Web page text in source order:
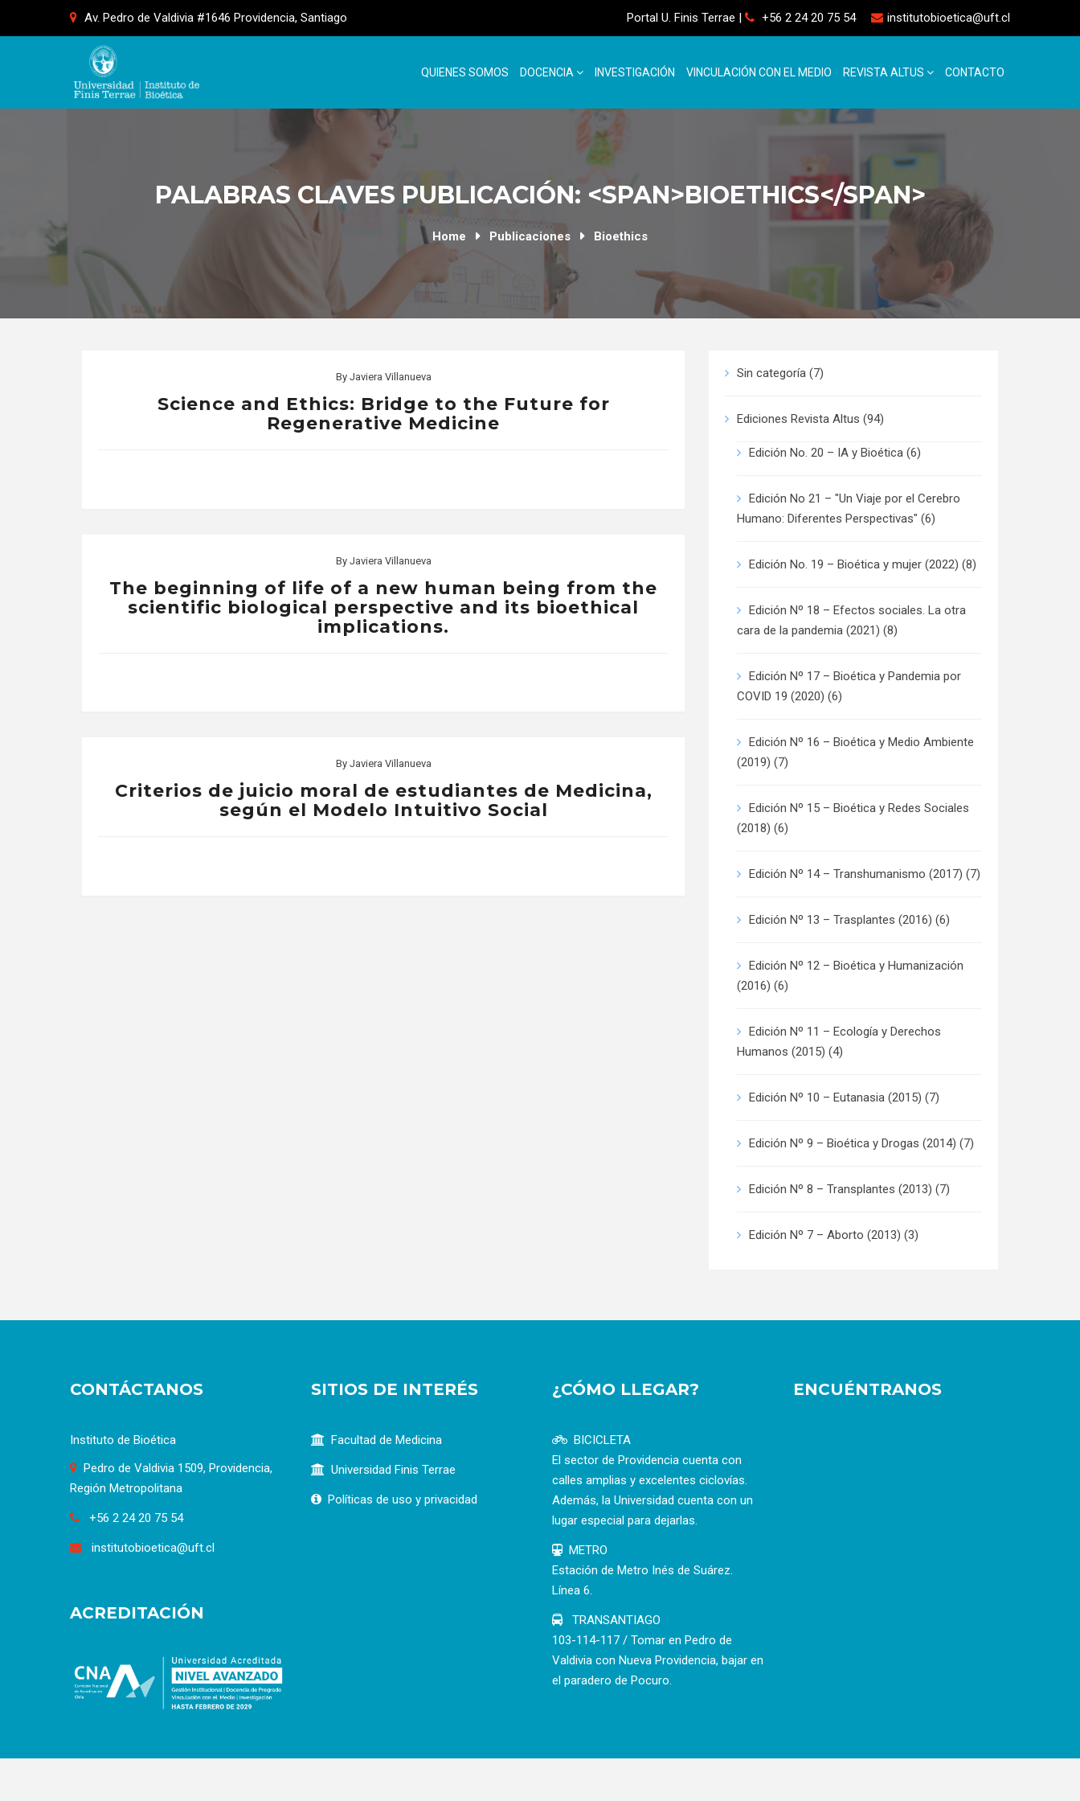
Av. Pedro de Valdivia #1646 Providencia, Santiago Portal U. Finis Terrae | +56 2 24 20 75 54 institutobioetica@uft.cl
QUIENES SOMOS DOCENCIA INVESTIGACIÓN VINCULACIÓN CON EL MEDIO REVISTA ALTUS CONTACTO
PALABRAS CLAVES PUBLICACIÓN: <SPAN>BIOETHICS</SPAN>
Home Publicaciones Bioethics
By Javiera Villanueva
Science and Ethics: Bridge to the Future for
Regenerative Medicine
By Javiera Villanueva
The beginning of life of a new human being from the
scientific biological perspective and its bioethical
implications.
By Javiera Villanueva
Criterios de juicio moral de estudiantes de Medicina,
según el Modelo Intuitivo Social
Sin categoría (7)
Ediciones Revista Altus (94)
Edición No. 20 – IA y Bioética (6)
Edición No 21 – "Un Viaje por el Cerebro
Humano: Diferentes Perspectivas" (6)
Edición No. 19 – Bioética y mujer (2022) (8)
Edición Nº 18 – Efectos sociales. La otra
cara de la pandemia (2021) (8)
Edición Nº 17 – Bioética y Pandemia por
COVID 19 (2020) (6)
Edición Nº 16 – Bioética y Medio Ambiente
(2019) (7)
Edición Nº 15 – Bioética y Redes Sociales
(2018) (6)
Edición Nº 14 – Transhumanismo (2017) (7)
Edición Nº 13 – Trasplantes (2016) (6)
Edición Nº 12 – Bioética y Humanización
(2016) (6)
Edición Nº 11 – Ecología y Derechos
Humanos (2015) (4)
Edición Nº 10 – Eutanasia (2015) (7)
Edición Nº 9 – Bioética y Drogas (2014) (7)
Edición Nº 8 – Transplantes (2013) (7)
Edición Nº 7 – Aborto (2013) (3)
CONTÁCTANOS
Instituto de Bioética
Pedro de Valdivia 1509, Providencia,
Región Metropolitana
+56 2 24 20 75 54
institutobioetica@uft.cl
ACREDITACIÓN
SITIOS DE INTERÉS
Facultad de Medicina
Universidad Finis Terrae
Políticas de uso y privacidad
¿CÓMO LLEGAR?
BICICLETA
El sector de Providencia cuenta con
calles amplias y excelentes ciclovías.
Además, la Universidad cuenta con un
lugar especial para dejarlas.
METRO
Estación de Metro Inés de Suárez.
Línea 6.
TRANSANTIAGO
103-114-117 / Tomar en Pedro de
Valdivia con Nueva Providencia, bajar en
el paradero de Pocuro.
ENCUÉNTRANOS